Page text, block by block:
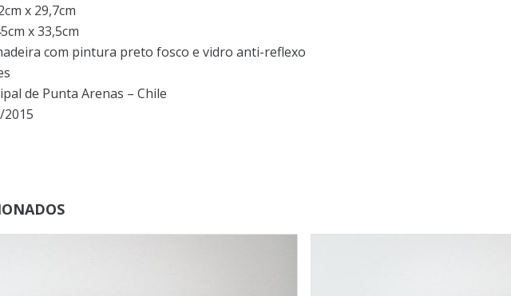
x 29,7cm
x 33,5cm
com pintura preto fosco e vidro anti-reflexo
de Punta Arenas – Chile
2015